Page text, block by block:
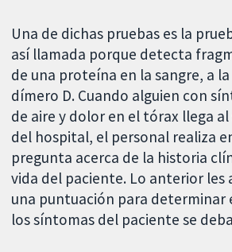
Una de dichas pruebas es la
así llamada porque detecta
de una proteína en la sangre, a
dímero D. Cuando alguien con
de aire y dolor en el tórax llega al
del hospital, el personal realiza
pregunta acerca de la historia
vida del paciente. Lo anterior les
una puntuación para determinar
los síntomas del paciente se